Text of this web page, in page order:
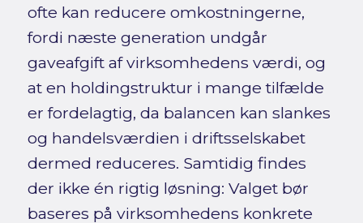
ofte kan reducere omkostningerne,
fordi næste generation undgår
gaveafgift af virksomhedens værdi, og
at en holdingstruktur i mange tilfælde
er fordelagtig, da balancen kan slankes
og handelsværdien i driftsselskabet
dermed reduceres. Samtidig findes
der ikke én rigtig løsning: Valget bør
baseres på virksomhedens konkrete